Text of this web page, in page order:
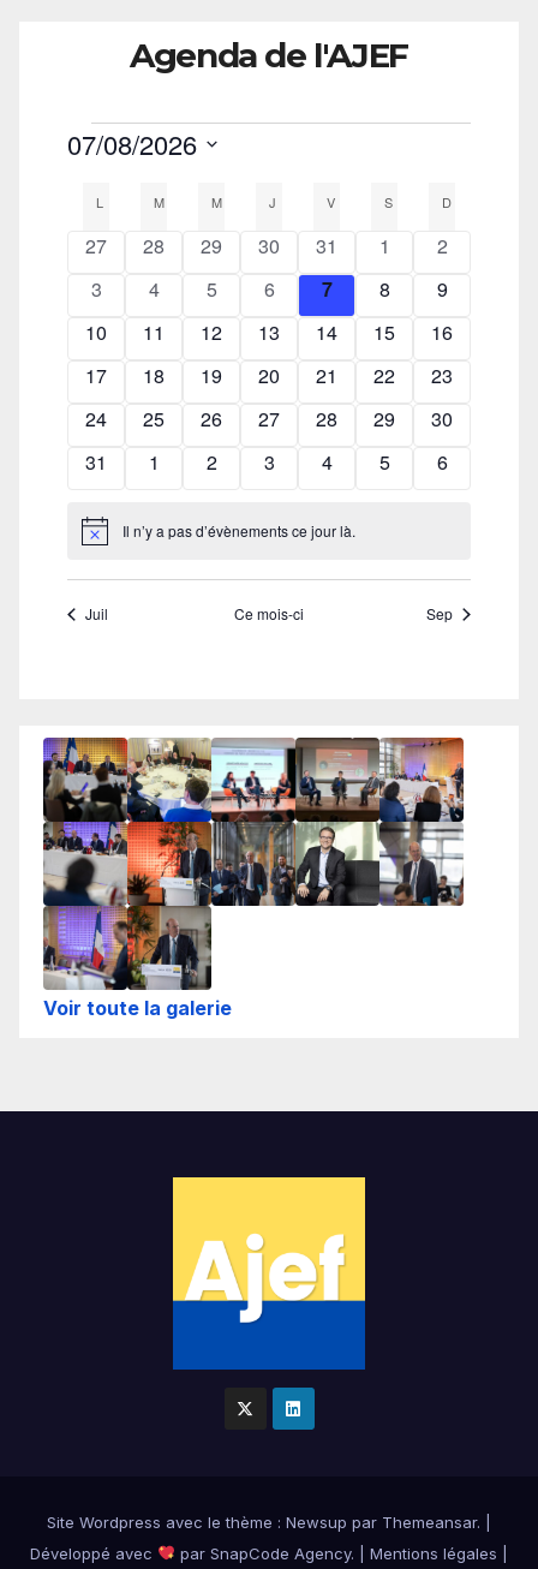
Agenda de l'AJEF
Voir toute la galerie
Site Wordpress avec le thème : Newsup par Themeansar.
Développé avec
par SnapCode Agency. Mentions légales